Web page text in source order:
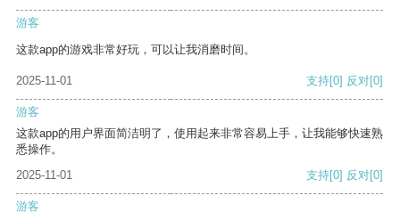
游客
这款app的游戏非常好玩，可以让我消磨时间。
2025-11-01 支持[0] 反对[0]
游客
这款app的用户界面简洁明了，使用起来非常容易上手，让我能够快速熟
悉操作。
2025-11-01
支持[0] 反对[0]
游客